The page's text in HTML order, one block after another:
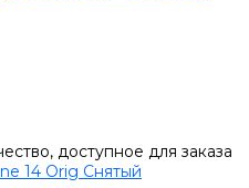
доступное для заказа
14 Orig Снятый